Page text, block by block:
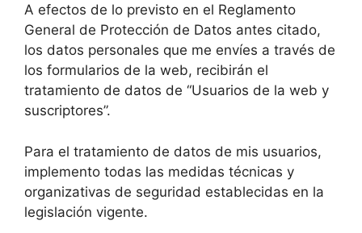
A efectos de lo previsto en el Reglamento
General de Protección de Datos antes citado,
los datos personales que me envíes a través de
los formularios de la web, recibirán el
tratamiento de datos de “Usuarios de la web y
suscriptores”.
Para el tratamiento de datos de mis usuarios,
implemento todas las medidas técnicas y
organizativas de seguridad establecidas en la
legislación vigente.